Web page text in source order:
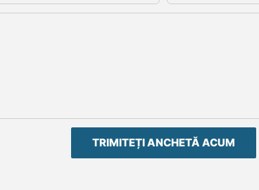
TRIMITEȚI ANCHETĂ ACUM